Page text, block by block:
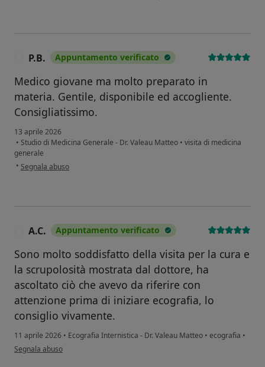
P.B. Appuntamento verificato
Medico giovane ma molto preparato in
materia. Gentile, disponibile ed accogliente.
Consigliatissimo.
13 aprile 2026
• Studio di Medicina Generale - Dr. Valeau Matteo • visita di medicina
generale
• secondo l'opinione dell'utente P.B.
Segnala abuso
A.C. Appuntamento verificato
Sono molto soddisfatto della visita per la cura e
la scrupolosità mostrata dal dottore, ha
ascoltato ciò che avevo da riferire con
attenzione prima di iniziare ecografia, lo
consiglio vivamente.
11 aprile 2026 • Ecografia Internistica - Dr. Valeau Matteo • ecografia •
secondo l'opinione dell'utente A.C.
Segnala abuso